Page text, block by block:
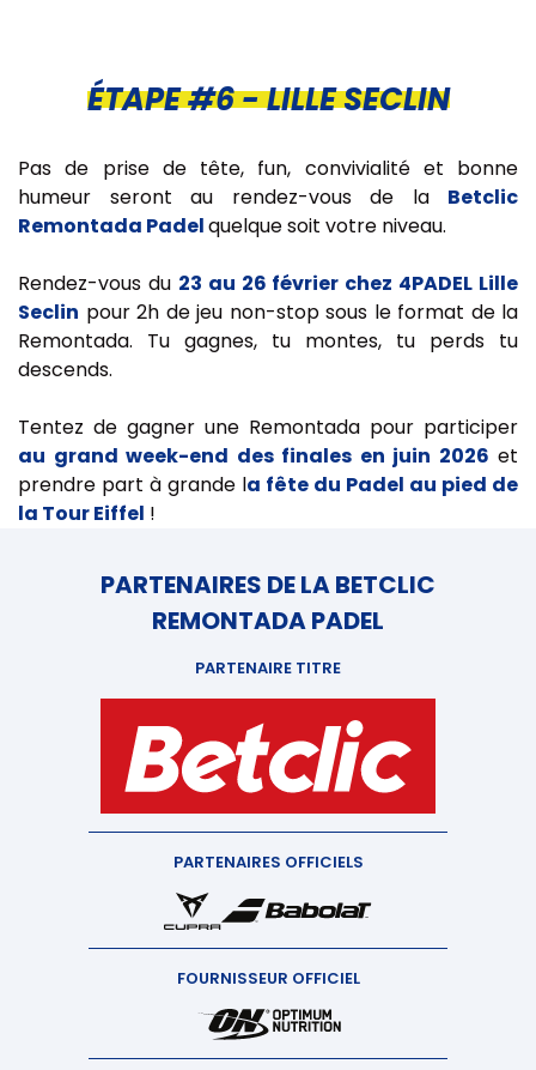
ÉTAPE #6 - LILLE SECLIN
Pas de prise de tête, fun, convivialité et bonne
humeur seront au rendez-vous de la Betclic
Remontada Padelquelque soit votre niveau.
Rendez-vous du 23 au 26 février chez 4PADEL Lille
Seclin pour 2h de jeu non-stop sous le format de la
Remontada. Tu gagnes, tu montes, tu perds tu
descends.
Tentez de gagner une Remontada pour participer
au grand week-end des finales en juin 2026 et
prendre part à grande la fête du Padel au pied de
la Tour Eiffel !
PARTENAIRES DE LA BETCLIC
REMONTADA PADEL
PARTENAIRE TITRE
PARTENAIRES OFFICIELS
FOURNISSEUR OFFICIEL